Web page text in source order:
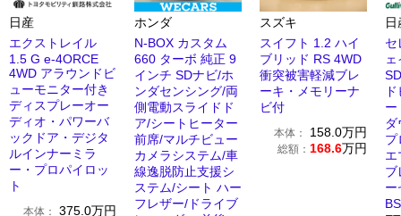
日産
エクストレイル
1.5 G e-4ORCE
4WD アラウンドビ
ューモニター付き
ディスプレーオー
ディオ・パワーバ
ックドア・デジタ
ルインナーミラ
ー・プロパイロッ
ト
本体： 375.0万円
ホンダ
N-BOX カスタム
660 ターボ 純正 9
インチ SDナビ/ホ
ンダセンシング/両
側電動スライドド
ア/シートヒーター
前席/マルチビュー
カメラシステム/車
線逸脱防止支援シ
ステム/シート ハー
フレザー/ドライブ
スズキ
スイフト 1.2 ハイ
ブリッド RS 4WD
衝突被害軽減ブレ
ーキ・メモリーナ
ビ付
本体： 158.0万円
総額： 168.6万円
日
セ
エ